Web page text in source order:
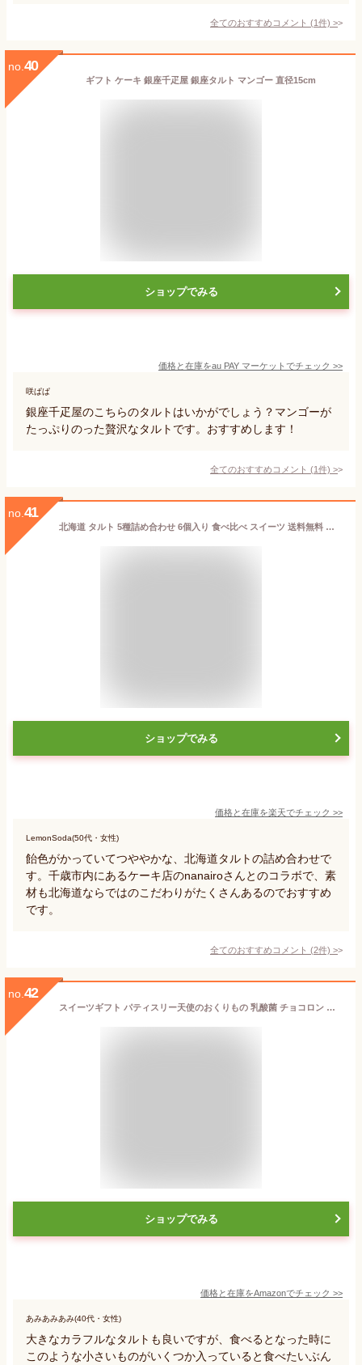
全てのおすすめコメント (1件) >
no. 40
ギフト ケーキ 銀座千疋屋 銀座タルト マンゴー 直径15cm
ショップでみる
価格と在庫をau PAY マーケット でチェック >>
咲ぱぱ
銀座千疋屋のこちらのタルトはいかがでしょう？マンゴーが
たっぷりのった贅沢なタルトです。おすすめします！
全てのおすすめコメント (1件) >
no. 41
北海道 タルト 5種詰め合わせ 6個入り 食べ比べ スイーツ 送料無料 ケーキ 洋菓子 高級 焼菓子 ギフト 贈り物 北海道産 内祝い お取り寄せ 誕生日 パーティー cake shop Nanairo ナナイロ
ショップでみる
価格と在庫を楽天でチェック >>
LemonSoda(50代・女性)
飴色がかっていてつややかな、北海道タルトの詰め合わせで
す。千歳市内にあるケーキ店のnanairoさんとのコラボで、素
材も北海道ならではのこだわりがたくさんあるのでおすすめ
です。
全てのおすすめコメント (2件) >
no. 42
スイーツギフト パティスリー天使のおくりもの 乳酸菌 チョコロン アソート 手提げ袋付き (30個入、その他ギフト)
ショップでみる
価格と在庫をAmazonでチェック >>
あみあみあみ(40代・女性)
大きなカラフルなタルトも良いですが、食べるとなった時に
このような小さいものがいくつか入っていると食べたいぶん